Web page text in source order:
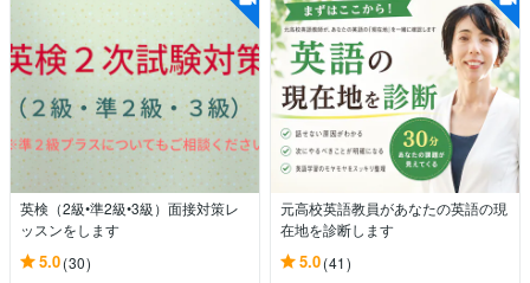
英検（2級•準2級•3級）面接対策レ
ッスンをします
5.0(30)
元高校英語教員があなたの英語の現
在地を診断します
5.0(41)